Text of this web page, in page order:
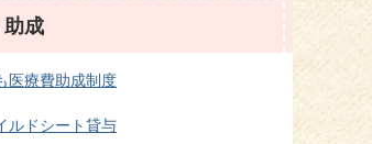
助成
医療費助成制度
ルドシート貸与